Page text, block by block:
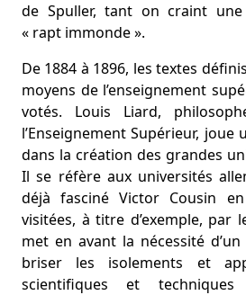
de Spuller, tant on craint
« rapt immonde ».
De 1884 à 1896, les textes
moyens de l’enseignement
votés. Louis Liard,
l’Enseignement Supérieur,
dans la création des grandes
Il se réfère aux universités
déjà fasciné Victor Cousin
visitées, à titre d’exemple, par
met en avant la nécessité
briser les isolements et
scientifiques et